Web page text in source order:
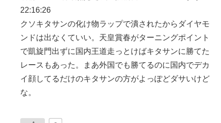
22:16:26
クソキタサンの化け物ラップで潰されたからダイヤモ
ンドは出なくていい。天皇賞春がターニングポイント
で凱旋門出ずに国内王道走っとけばキタサンに勝てた
レースもあった。まあ外国でも勝てるのに国内でデカ
イ顔してるだけのキタサンの方がよっぽどダサいけど
な。